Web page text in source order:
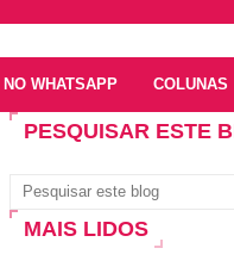
WHATSAPP COLUNAS
PESQUISAR ESTE
MAIS LIDOS